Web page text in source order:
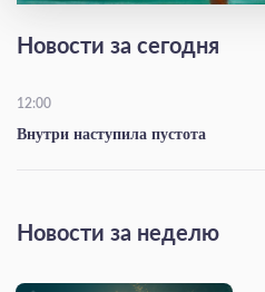
Новости за сегодня
12:00
Внутри наступила пустота
Новости за неделю